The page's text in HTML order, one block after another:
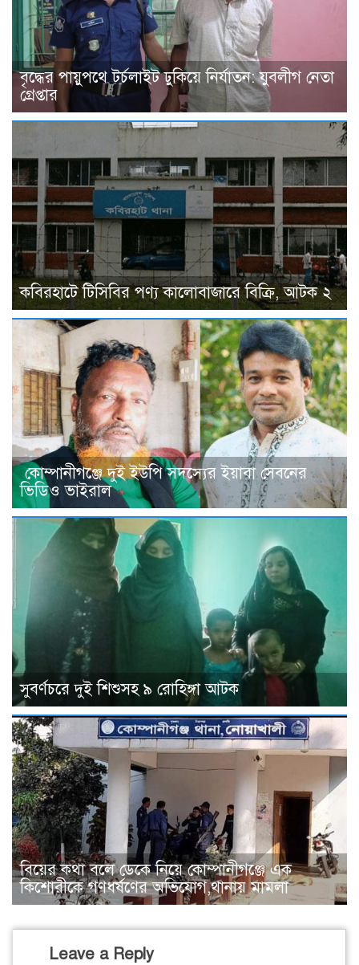
বৃদ্ধের পায়ুপথে টর্চলাইট ঢুকিয়ে নির্যাতন: যুবলীগ নেতা
গ্রেপ্তার
কবিরহাটে টিসিবির পণ্য কালোবাজারে বিক্রি, আটক ২
কোম্পানীগঞ্জে দুই ইউপি সদস্যের ইয়াবা সেবনের
ভিডিও ভাইরাল
সুবর্ণচরে দুই শিশুসহ ৯ রোহিঙ্গা আটক
বিয়ের কথা বলে ডেকে নিয়ে কোম্পানীগঞ্জে এক
কিশোরীকে গণধর্ষণের অভিযোগ,থানায় মামলা
Leave a Reply